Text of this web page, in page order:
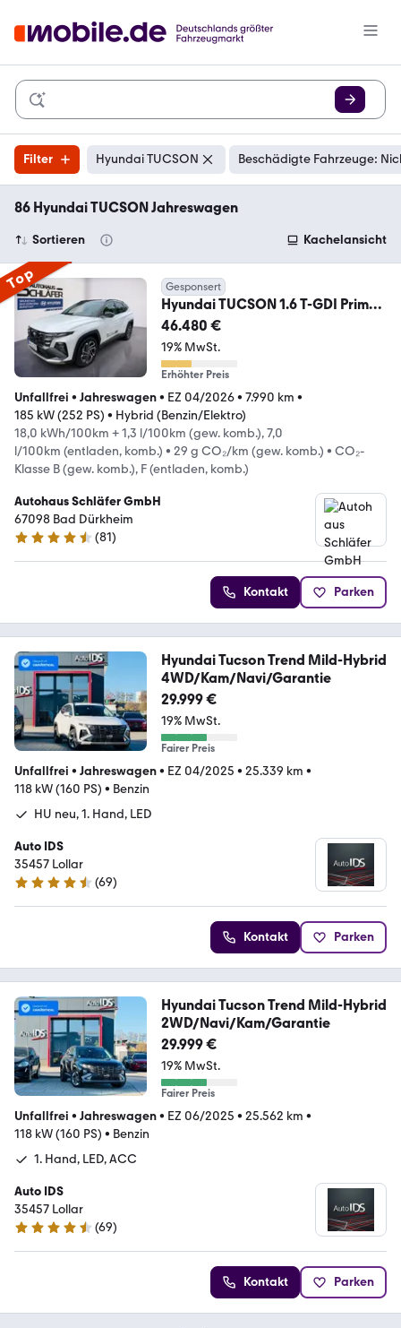
Filter Hyundai TUCSON Beschädigte Fahrzeuge:
86 Hyundai TUCSON Jahreswagen
Sortieren Kachelansicht
Top Gesponsert
Hyundai TUCSON 1.6 T-GDI Prime
Plug-In Hybrid 4WD Assist
46.480 €
19% MwSt.
Erhöhter Preis
Unfallfrei • Jahreswagen• EZ 04/2026• 7.990 km •
185 kW (252 PS) • Hybrid (Benzin/Elektro)
18,0 kWh/100km + 1,3 l/100km (gew. komb.), 7,0
l/100km (entladen, komb.) • 29 g CO₂/km (gew. komb.) • CO₂-
Klasse B (gew. komb.), F (entladen, komb.)
Autohaus Schläfer GmbH
67098 Bad Dürkheim
4.6 Sterne
(81)
Kontakt Parken
Hyundai Tucson Trend Mild-Hybrid
4WD/Kam/Navi/Garantie
29.999 €
19% MwSt.
Fairer Preis
Unfallfrei • Jahreswagen• EZ 04/2025 • 25.339 km •
118 kW (160 PS) • Benzin
HU neu, 1. Hand, LED
Auto IDS
35457 Lollar
4.5 Sterne
(69)
Kontakt Parken
Hyundai Tucson Trend Mild-Hybrid
2WD/Navi/Kam/Garantie
29.999 €
19% MwSt.
Fairer Preis
Unfallfrei • Jahreswagen• EZ 06/2025 • 25.562 km •
118 kW (160 PS) • Benzin
1. Hand, LED, ACC
Auto IDS
35457 Lollar
4.5 Sterne
(69)
Kontakt Parken